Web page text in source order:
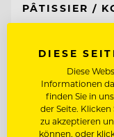
PÂTISSIER /
Entdecke alle Jobs
DIESE
Diese
Informationen
finden Sie in
der Seite. Klicken
zu akzeptieren
können, oder